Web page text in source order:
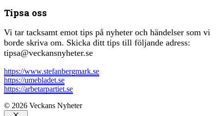
Tipsa oss
Vi tar tacksamt emot tips på nyheter och händelser som vi
borde skriva om. Skicka ditt tips till följande adress:
tipsa@veckansnyheter.se
https://www.stefanbergmark.se
https://umebladet.se
https://arbetarpartiet.se
© 2026 Veckans Nyheter